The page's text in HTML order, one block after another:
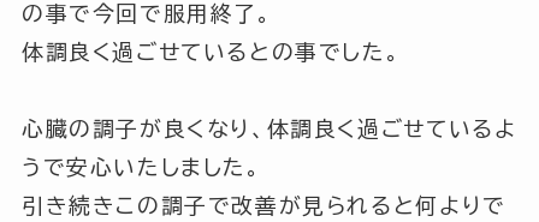
の事で今回で服用終了。
体調良く過ごせているとの事でした。
心臓の調子が良くなり、体調良く過ごせているよ
うで安心いたしました。
引き続きこの調子で改善が見られると何よりで